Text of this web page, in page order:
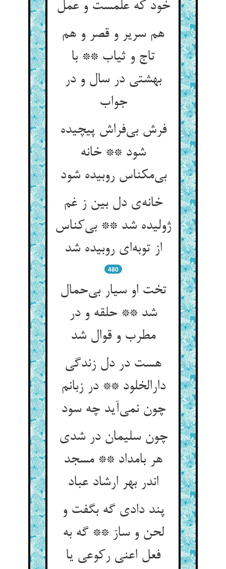
خود که علمست و عمل
هم سریر و قصر و هم
تاج و ثیاب ** با
بهشتی در سال و در
جواب
فرش بی‌فراش پیچیده
شود ** خانه
بی‌مکناس روبیده شود
خانه‌ی دل بین ز غم
ژولیده شد ** بی‌کناس
از توبه‌ای روبیده شد
480
تخت او سیار بی‌حمال
شد ** حلقه و در
مطرب و قوال شد
هست در دل زندگی
دارالخلود ** در زبانم
چون نمی‌آید چه سود
چون سلیمان در شدی
هر بامداد ** مسجد
اندر بهر ارشاد عباد
پند دادی گه بگفت و
لحن و ساز ** گه به
فعل اعنی رکوعی یا